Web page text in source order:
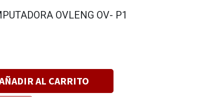
OVLENG OV- P1
AL CARRITO